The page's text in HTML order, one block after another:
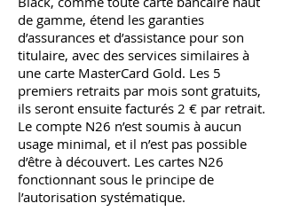
de gamme, étend les garanties
d’assurances et d’assistance pour son
titulaire, avec des services similaires à
une carte MasterCard Gold. Les 5
premiers retraits par mois sont gratuits,
ils seront ensuite facturés 2 € par retrait.
Le compte N26 n’est soumis à aucun
usage minimal, et il n’est pas possible
d’être à découvert. Les cartes N26
fonctionnant sous le principe de
l’autorisation systématique.